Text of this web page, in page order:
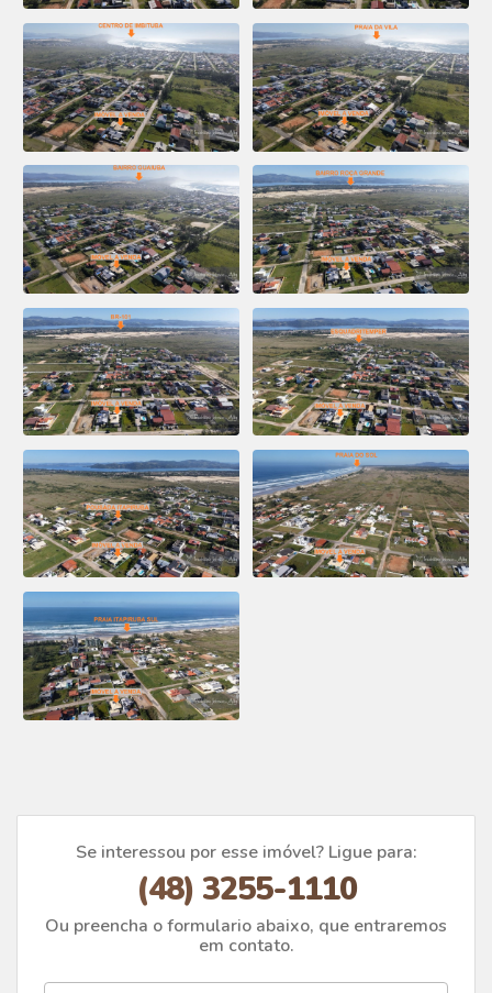
Se interessou por esse imóvel? Ligue para:
(48) 3255-1110
Ou preencha o formulario abaixo, que entraremos
em contato.